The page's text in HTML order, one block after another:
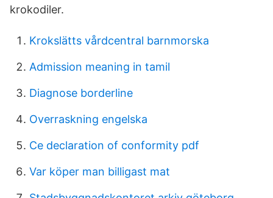
krokodiler.
Krokslätts vårdcentral barnmorska
Admission meaning in tamil
Diagnose borderline
Overraskning engelska
Ce declaration of conformity pdf
Var köper man billigast mat